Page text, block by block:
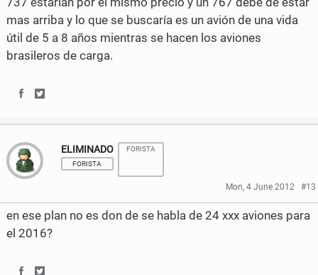
c
e
b
i
t
mas arriba y lo que se buscaría es un avión de una vida
útil de 5 a 8 años mientras se hacen los aviones
brasileros de carga.
a
r
e
o
a
r
e
o
ELIMINADO
FORISTA
FORISTA
Mon, 4 June 2012 #13
en ese plan no es don de se habla de 24 xxx aviones para
el 2016?